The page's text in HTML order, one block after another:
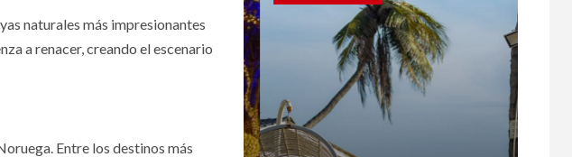
naturales más impresionantes
a renacer, creando el escenario
Entre los destinos más